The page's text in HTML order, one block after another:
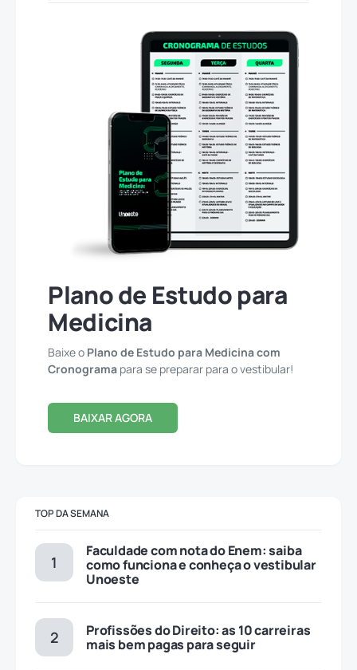
Plano de Estudo para
Medicina
Baixe o Plano de Estudo para Medicina com
Cronograma para se preparar para o vestibular!
BAIXAR AGORA
TOP DA SEMANA
Faculdade com nota do Enem: saiba
como funciona e conheça o vestibular
Unoeste
Profissões do Direito: as 10 carreiras
mais bem pagas para seguir